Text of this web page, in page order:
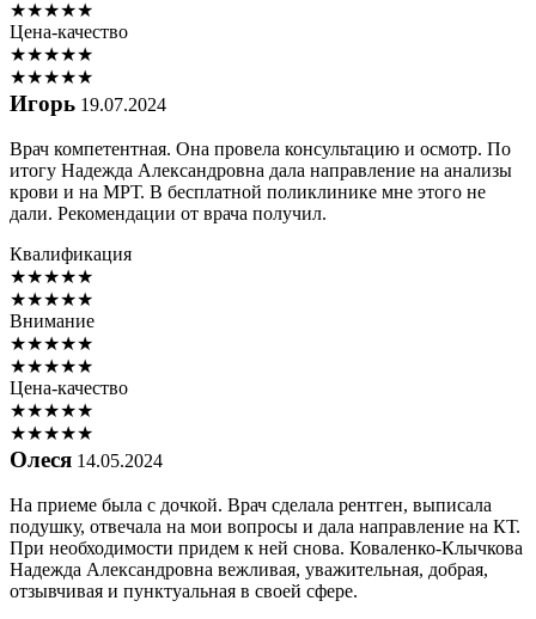
★★★★★
Цена-качество
★★★★★
★★★★★
Игорь 19.07.2024
Врач компетентная. Она провела консультацию и осмотр. По
итогу Надежда Александровна дала направление на анализы
крови и на МРТ. В бесплатной поликлинике мне этого не
дали. Рекомендации от врача получил.
Квалификация
★★★★★
★★★★★
Внимание
★★★★★
★★★★★
Цена-качество
★★★★★
★★★★★
Олеся 14.05.2024
На приеме была с дочкой. Врач сделала рентген, выписала
подушку, отвечала на мои вопросы и дала направление на КТ.
При необходимости придем к ней снова. Коваленко-Клычкова
Надежда Александровна вежливая, уважительная, добрая,
отзывчивая и пунктуальная в своей сфере.